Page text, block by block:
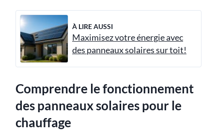
À LIRE AUSSI
Maximisez votre énergie avec
des panneaux solaires sur toit!
Comprendre le fonctionnement
des panneaux solaires pour le
chauffage